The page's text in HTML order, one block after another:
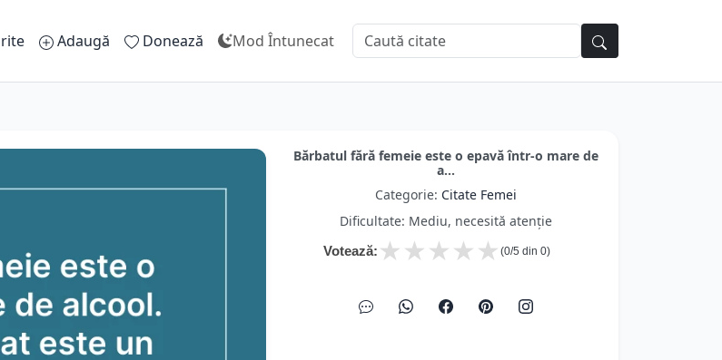
Adaugă Donează Mod Întunecat
Bărbatul fără femeie este o epavă într-o mare de
a...
Categorie: Citate Femei
Dificultate: Mediu, necesită atenție
Votează: ★
★
★
★
★ (0/5 din 0)